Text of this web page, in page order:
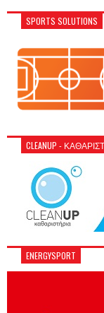
SPORTS SOLUTIONS
CLEANUP -
ENERGYSPORT